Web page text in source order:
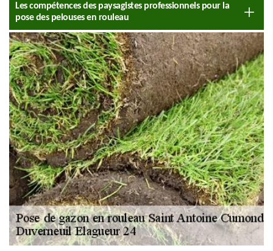
Les compétences des paysagistes professionnels pour la
pose des pelouses en rouleau